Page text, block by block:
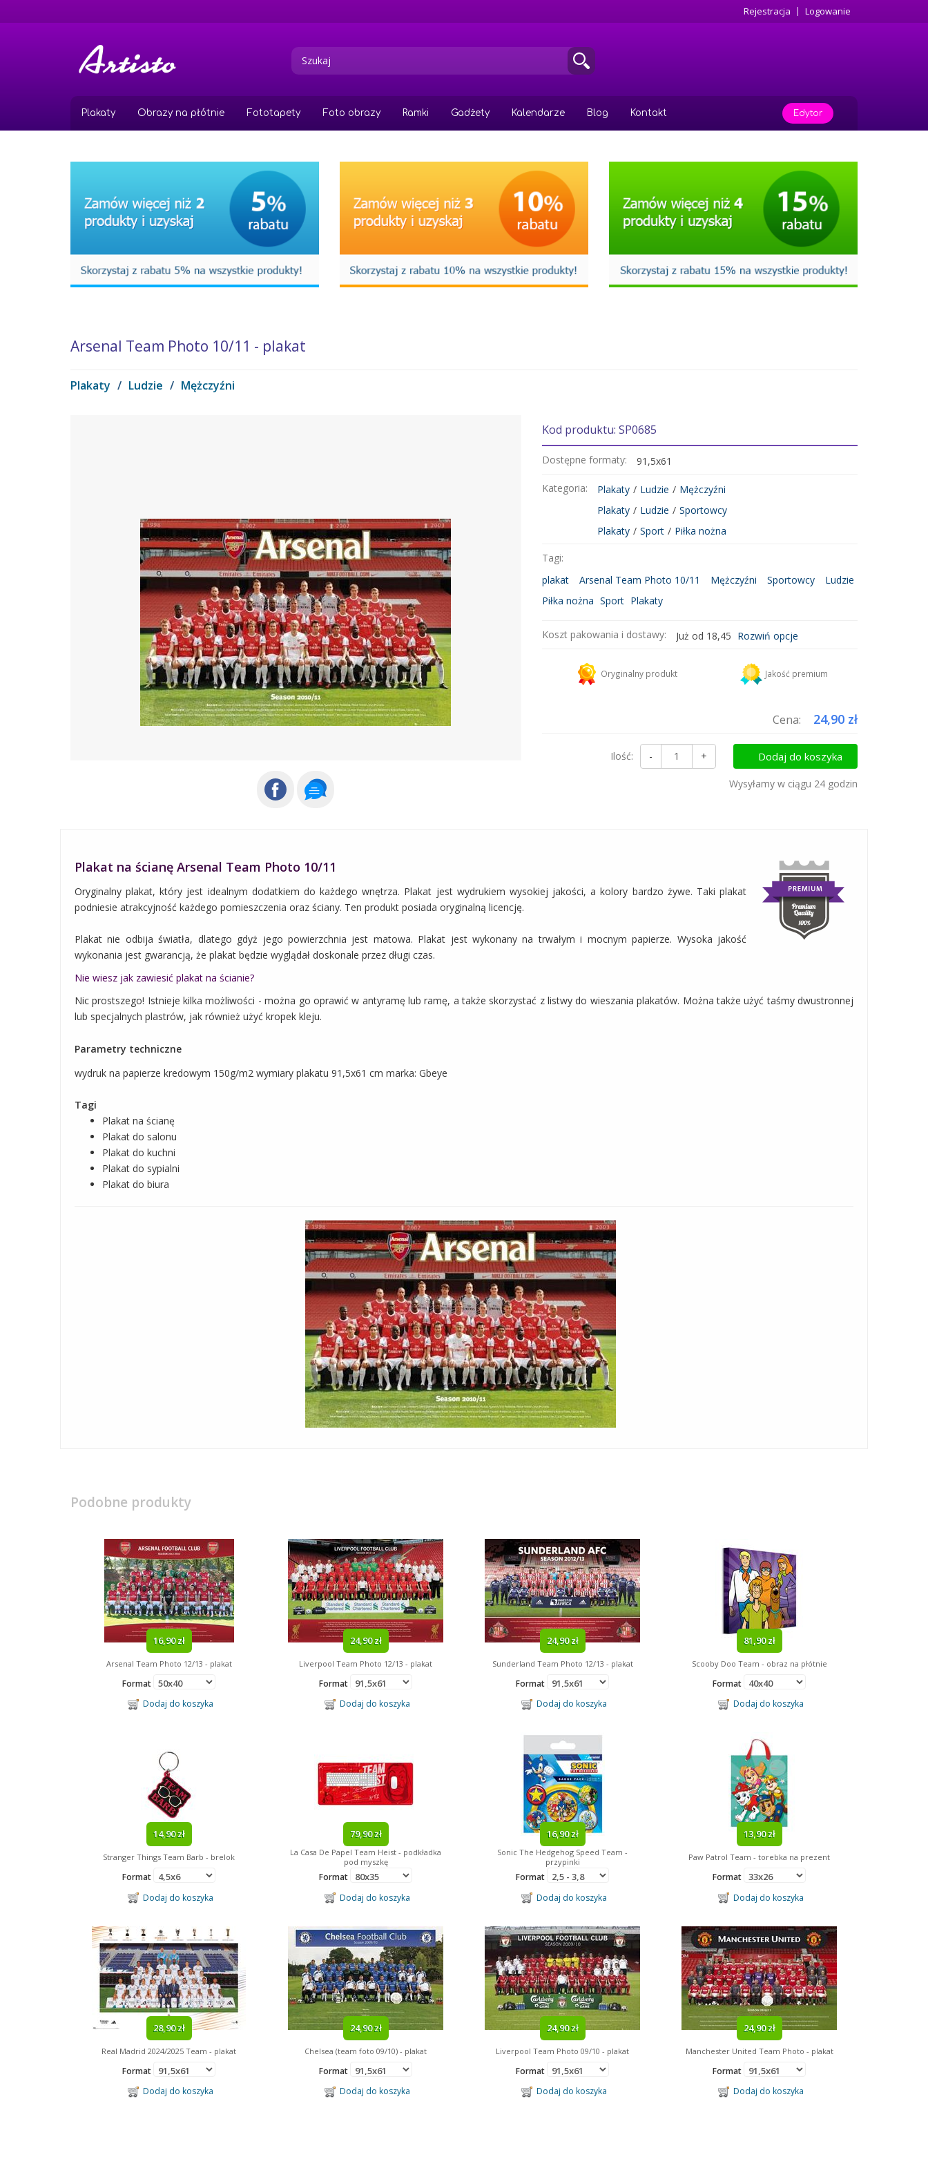
do
Rejestracja Logowanie
Plakaty Obrazy na płótnie Fototapety Foto obrazy Ramki Gadżety Kalendarze Blog Kontakt Edytor
Arsenal Team Photo 10/11 - plakat
Plakaty / Ludzie / Mężczyźni
Kod produktu: SP0685
Dostępne formaty: 91,5x61
Kategoria: Plakaty / Ludzie / Mężczyźni
Plakaty / Ludzie / Sportowcy
Plakaty / Sport / Piłka nożna
Tagi:
plakat
Arsenal Team Photo 10/11 Mężczyźni Sportowcy
Ludzie
Piłka nożna Sport Plakaty
Koszt pakowania i dostawy: Już od 18,45 Rozwiń opcje
Kurier DHL
Dodaj więcej produktów do koszyka i zapłać za wysyłkę tylko raz!
Oryginalny produkt Jakość premium
Cena: 24,90 zł
Dodaj do koszyka
Ilość: - +
Wysyłamy w ciągu 24 godzin
Plakat na ścianę Arsenal Team Photo 10/11
Oryginalny plakat, który jest idealnym dodatkiem do każdego wnętrza. Plakat jest wydrukiem wysokiej jakości, a kolory bardzo żywe. Taki plakat
podniesie atrakcyjność każdego pomieszczenia oraz ściany. Ten produkt posiada oryginalną licencję.
Plakat nie odbija światła, dlatego gdyż jego powierzchnia jest matowa. Plakat jest wykonany na trwałym i mocnym papierze. Wysoka jakość
wykonania jest gwarancją, że plakat będzie wyglądał doskonale przez długi czas.
Nie wiesz jak zawiesić plakat na ścianie?
Nic prostszego! Istnieje kilka możliwości - można go oprawić w antyramę lub ramę, a także skorzystać z listwy do wieszania plakatów. Można także użyć taśmy dwustronnej
lub specjalnych plastrów, jak również użyć kropek kleju.
Parametry techniczne
wydruk na papierze kredowym 150g/m2 wymiary plakatu 91,5x61 cm marka: Gbeye
Tagi
Plakat na ścianę
Plakat do salonu
Plakat do kuchni
Plakat do sypialni
Plakat do biura
Podobne produkty
16,90 zł
Arsenal Team Photo 12/13 - plakat
Format
Dodaj do koszyka
24,90 zł
Liverpool Team Photo 12/13 - plakat
Format
Dodaj do koszyka
24,90 zł
Sunderland Team Photo 12/13 - plakat
Format
Dodaj do koszyka
81,90 zł
Scooby Doo Team - obraz na płótnie
Format
Dodaj do koszyka
14,90 zł
Stranger Things Team Barb - brelok
Format
Dodaj do koszyka
79,90 zł
La Casa De Papel Team Heist - podkładka
pod myszkę
Format
Dodaj do koszyka
16,90 zł
Sonic The Hedgehog Speed Team -
przypinki
Format
Dodaj do koszyka
13,90 zł
Paw Patrol Team - torebka na prezent
Format
Dodaj do koszyka
28,90 zł
Real Madrid 2024/2025 Team - plakat
Format
Dodaj do koszyka
24,90 zł
Chelsea (team foto 09/10) - plakat
Format
Dodaj do koszyka
24,90 zł
Liverpool Team Photo 09/10 - plakat
Format
Dodaj do koszyka
24,90 zł
Manchester United Team Photo - plakat
Format
Dodaj do koszyka